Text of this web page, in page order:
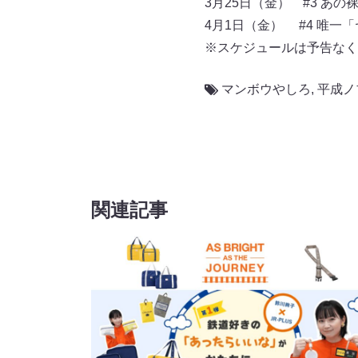
3月25日（金） #3 あの
4月1日（金） #4 唯一「
※スケジュールは予告な
マンボウやしろ, 平成
関連記事